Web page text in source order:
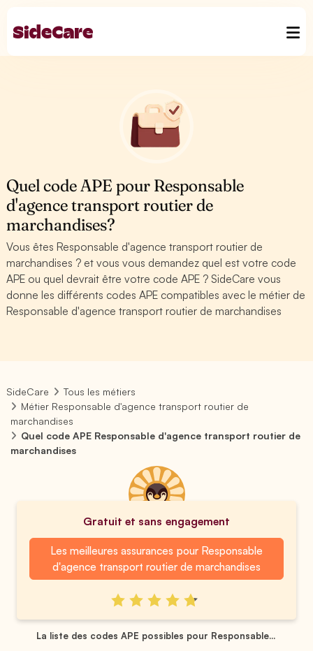
Quel code APE pour Responsable
d'agence transport routier de
marchandises?
Vous êtes Responsable d'agence transport routier de
marchandises ? et vous vous demandez quel est votre code
APE ou quel devrait être votre code APE ? SideCare vous
donne les différents codes APE compatibles avec le métier de
Responsable d'agence transport routier de marchandises
SideCare
Tous les métiers
Métier Responsable d'agence transport routier de
marchandises
Quel code APE Responsable d'agence transport routier de
marchandises
Gratuit et sans engagement
Les meilleures assurances pour Responsable
d'agence transport routier de marchandises
La liste des codes APE possibles pour Responsable...